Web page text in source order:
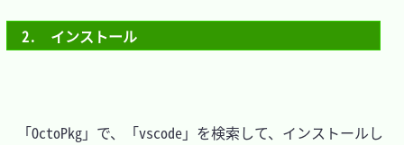
2.　インストール
「OctoPkg」で、「vscode」を検索して、インストールし